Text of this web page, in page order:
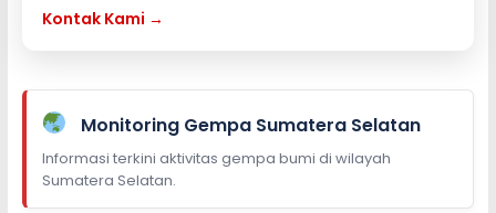
Kontak Kami →
Monitoring Gempa Sumatera Selatan
Informasi terkini aktivitas gempa bumi di wilayah
Sumatera Selatan.